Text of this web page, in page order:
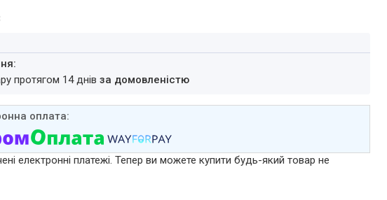
протягом 14 днів за домовленістю
електронні платежі. Тепер ви можете купити будь-який товар не